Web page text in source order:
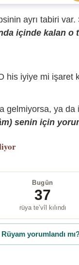
ayrı tabiri
içinde kalan o
his iyiye mi işaret
gelmiyorsa, ya
senin için
Bugün
37
rüya te’vîl kılındı
Rüyam yorumlandı